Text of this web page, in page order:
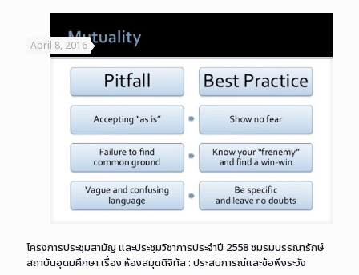
April 8, 2016
โครงการประชุมสามัญ และประชุมวิชาการประจำปี 2558 ชมรมบรรณารักษ์
สถาบันอุดมศึกษา เรื่อง ห้องสมุดดิจิทัล : ประสบการณ์และข้อพึงระวัง